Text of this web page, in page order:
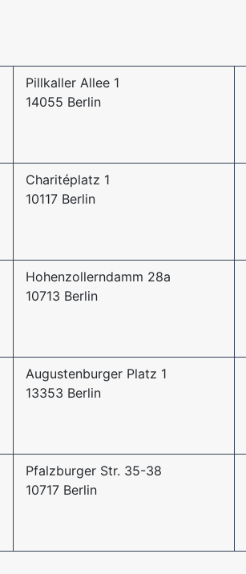
Pillkaller Allee 1
14055 Berlin
Charitéplatz 1
10117 Berlin
Hohenzollerndamm 28a
10713 Berlin
Augustenburger Platz 1
13353 Berlin
Pfalzburger Str. 35-38
10717 Berlin